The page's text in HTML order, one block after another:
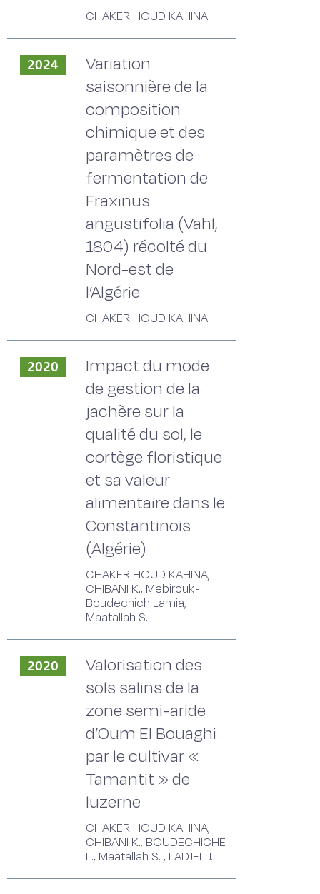
CHAKER HOUD KAHINA
2024
Variation
saisonnière de la
composition
chimique et des
paramètres de
fermentation de
Fraxinus
angustifolia (Vahl,
1804) récolté du
Nord-est de
l’Algérie
CHAKER HOUD KAHINA
2020
Impact du mode
de gestion de la
jachère sur la
qualité du sol, le
cortège floristique
et sa valeur
alimentaire dans le
Constantinois
(Algérie)
CHAKER HOUD KAHINA,
CHIBANI K., Mebirouk-
Boudechich Lamia,
Maatallah S.
2020
Valorisation des
sols salins de la
zone semi-aride
d’Oum El Bouaghi
par le cultivar «
Tamantit » de
luzerne
CHAKER HOUD KAHINA,
CHIBANI K., BOUDECHICHE
L., Maatallah S. , LADJEL J.